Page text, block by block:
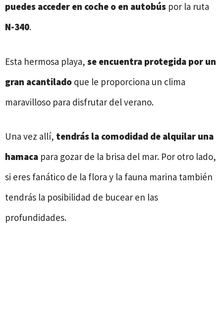
puedes acceder en coche o en autobús por la ruta
N-340.
Esta hermosa playa, se encuentra protegida por un
gran acantilado que le proporciona un clima
maravilloso para disfrutar del verano.
Una vez allí, tendrás la comodidad de alquilar una
hamaca para gozar de la brisa del mar. Por otro lado,
si eres fanático de la flora y la fauna marina también
tendrás la posibilidad de bucear en las
profundidades.